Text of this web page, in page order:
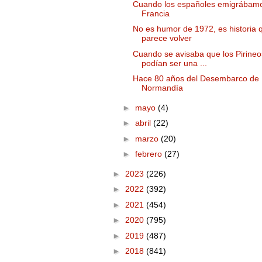
Cuando los españoles
Francia
No es humor de 1972, es historia
parece volver
Cuando se avisaba que los
podían ser una ...
Hace 80 años del Desembarco de
Normandía
► mayo (4)
► abril (22)
► marzo (20)
► febrero (27)
► 2023 (226)
► 2022 (392)
► 2021 (454)
► 2020 (795)
► 2019 (487)
► 2018 (841)